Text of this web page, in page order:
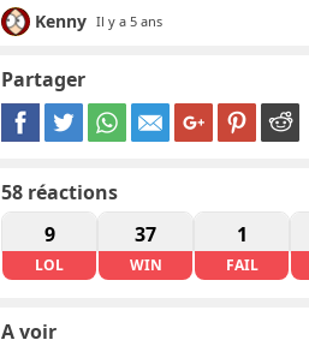
Kenny Il y a 5 ans
Partager
58 réactions
9
LOL
37
WIN
1
FAIL
A voir